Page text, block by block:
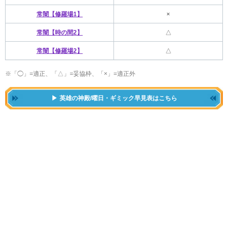
常闇【修羅場1】 ×
常闇【時の間2】 △
常闇【修羅場2】 △
※ 「◯」=適正、「△」=妥協枠、「×」=適正外
英雄の神殿/曜日・ギミック早見表はこちら